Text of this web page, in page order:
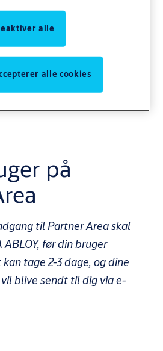
på
til Partner Area skal
før din bruger
tage 2-3 dage, og dine
blive sendt til dig via e-
alle
alle cookies